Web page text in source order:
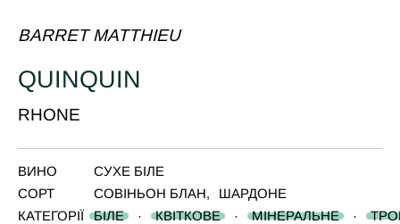
BARRET MATTHIEU
QUINQUIN
RHONE
ВИНО
СУХЕ БІЛЕ
СОРТ
СОВІНЬОН БЛАН,
ШАРДОНЕ
КАТЕГОРІЇ
БІЛЕ · КВІТКОВЕ · МІНЕРАЛЬНЕ ·